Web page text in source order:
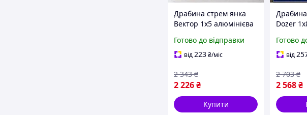
Драбина стрем янка
Вектор 1х5 алюмінієва
120 кг для малярних і
монтажних робіт
Готово до відправки
від223₴/міс
2 226₴
2 343 ₴
Купити
Dozer
для
Готово
від
2 568₴
2 703 ₴